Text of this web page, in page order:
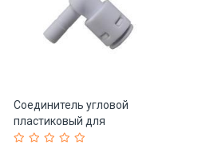
Соединитель угловой
пластиковый для
водоочистителя быстрый